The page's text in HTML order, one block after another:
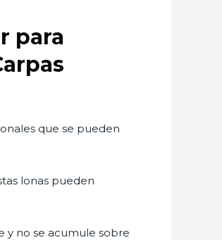
para
que se pueden
lonas pueden
y no se acumule sobre